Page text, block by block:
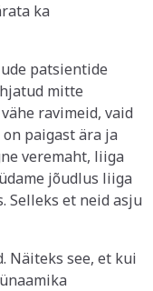
ka
patsientide
mitte
ravimeid, vaid
paigast ära ja
veremaht, liiga
jõudlus liiga
Selleks et neid asju
Näiteks see, et kui